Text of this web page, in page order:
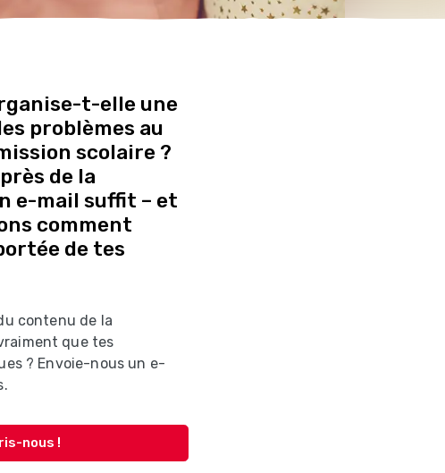
t-elle une
problèmes au
scolaire ?
de la
e-mail suffit – et
comment
de tes
contenu de la
que tes
? Envoie-nous un e-
nous !